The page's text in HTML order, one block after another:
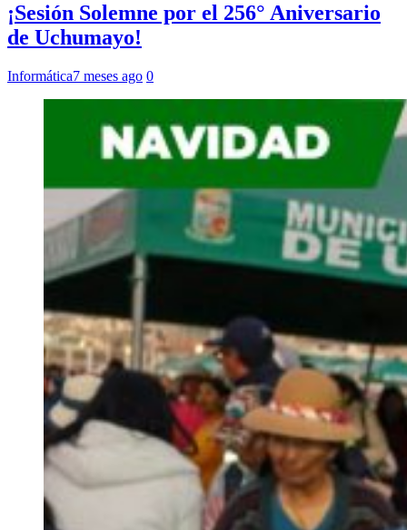
¡Sesión Solemne por el 256° Aniversario
de Uchumayo!
Informática7 meses ago 0